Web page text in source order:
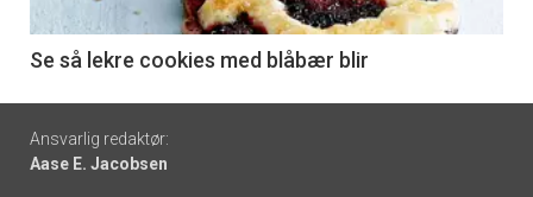
6
Se så lekre cookies med blåbær blir
Footer
-
Ansvarlig redaktør:
Aase E. Jacobsen